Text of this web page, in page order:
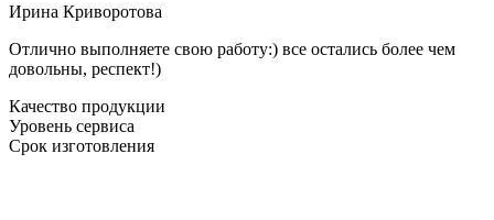
Ирина Криворотова
Отлично выполняете свою работу:) все остались более чем
довольны, респект!)
Качество продукции
Уровень сервиса
Срок изготовления